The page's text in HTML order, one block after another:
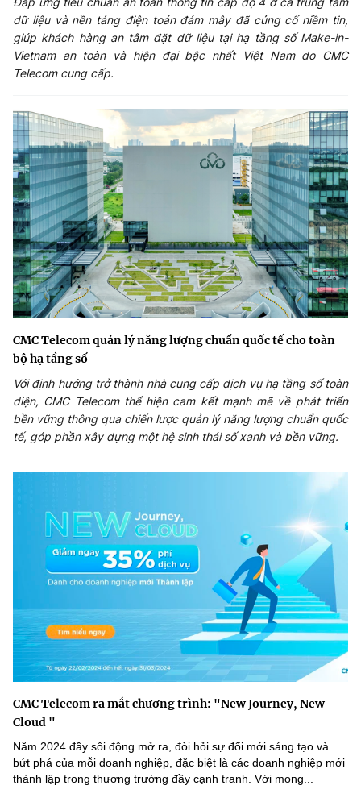
Phát hành
Truyền hình
Bưu chính
Chuyển phát nhanh
Dịch vụ
Phần cứng
Phần mềm
Tần số vô tuyến điện
Bảo mật
Giải pháp
Sản phẩm
Dịch vụ
Phần cứng
Phần mềm
Bảo mật
Nội dung số
Chữ ký số
Giải pháp
Lĩnh vực khác
Tư vấn
Hành chính
Bảng điện tử
Chọn ngôn ngữ
BỘ KHOA HỌC VÀ CÔNG NGHỆ
MINISTRY OF SCIENCE AND TECHNOLOGY
Hệ thống nội bộ
Điều khoản sử dụng
Sơ đồ trang
Liên kết
Cơ quan chủ quản: Bộ Khoa học và Công nghệ (MST)
Chịu trách nhiệm nội dung: Nguyễn Thị Hải Hằng Giám đốc
Địa chỉ: Ban Biên tập Cổng TTĐT - 18 Nguyễn Du, TP. Hà Nội
Điện thoại: 024 3936 9506
Email: stc@mst.gov.vn
©2025 Bản quyền thuộc Bộ Khoa Học và Công Nghệ
(Ghi rõ nguồn "https://mst.gov.vn" khi phát hành lại thông tin
từ website này)
dữ liệu và nền tảng điện toán đám mây đã củng cố niềm tin,
giúp khách hàng an tâm đặt dữ liệu tại hạ tầng số Make-in-
Vietnam an toàn và hiện đại bậc nhất Việt Nam do CMC
Telecom cung cấp.
CMC Telecom quản lý năng lượng chuẩn quốc tế cho toàn
bộ hạ tầng số
Với định hướng trở thành nhà cung cấp dịch vụ hạ tầng số toàn
diện, CMC Telecom thể hiện cam kết mạnh mẽ về phát triển
bền vững thông qua chiến lược quản lý năng lượng chuẩn quốc
tế, góp phần xây dựng một hệ sinh thái số xanh và bền vững.
CMC Telecom ra mắt chương trình: "New Journey, New
Cloud "
Năm 2024 đầy sôi động mở ra, đòi hỏi sự đổi mới sáng tạo và
bứt phá của mỗi doanh nghiệp, đặc biệt là các doanh nghiệp mới
thành lập trong thương trường đầy cạnh tranh. Với mong...